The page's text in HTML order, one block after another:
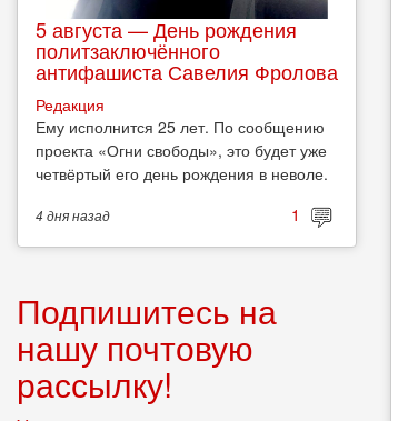
5 августа — День рождения
политзаключённого
антифашиста Савелия Фролова
Редакция
Ему исполнится 25 лет. По сообщению
проекта «Огни свободы», это будет уже
четвёртый его день рождения в неволе.
4 дняназад 1
Подпишитесь на
нашу почтовую
рассылку!